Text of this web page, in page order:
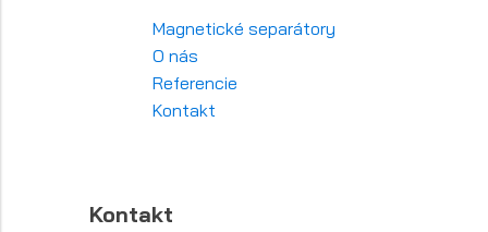
Magnetické separátory
O nás
Referencie
Kontakt
Kontakt